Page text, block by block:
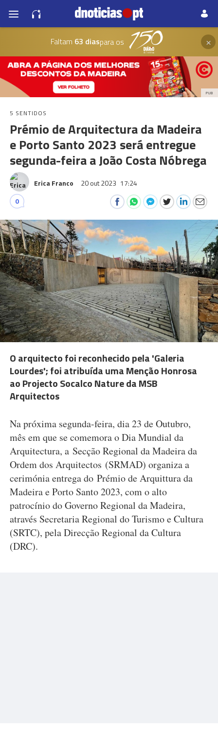
Faltam 63 diaspara os ×
PUB
5 SENTIDOS
Prémio de Arquitectura da Madeira
e Porto Santo 2023 será entregue
segunda-feira a João Costa Nóbrega
Erica Franco 20 out 2023 17:24
0
O arquitecto foi reconhecido pela 'Galeria
Lourdes'; foi atribuída uma Menção Honrosa
ao Projecto Socalco Nature da MSB
Arquitectos
Na próxima segunda-feira, dia 23 de Outubro,
mês em que se comemora o Dia Mundial da
Arquitectura, a Secção Regional da Madeira da
Ordem dos Arquitectos (SRMAD) organiza a
cerimónia entrega do Prémio de Arquittura da
Madeira e Porto Santo 2023, com o alto
patrocínio do Governo Regional da Madeira,
através Secretaria Regional do Turismo e Cultura
(SRTC), pela Direcção Regional da Cultura
(DRC).